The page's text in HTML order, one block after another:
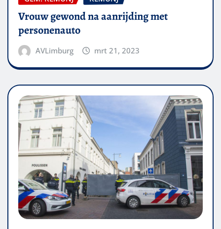
Vrouw gewond na aanrijding met
personenauto
AVLimburg mrt 21, 2023